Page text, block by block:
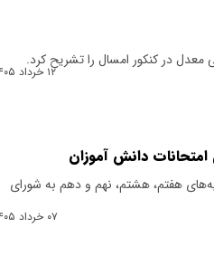
در کنکور امسال را تشریح کرد.
۱۲ خرداد ۱۴۰۵
دانش آموزان
هفتم، هشتم، نهم و دهم به شورای
۰۷ خرداد ۱۴۰۵